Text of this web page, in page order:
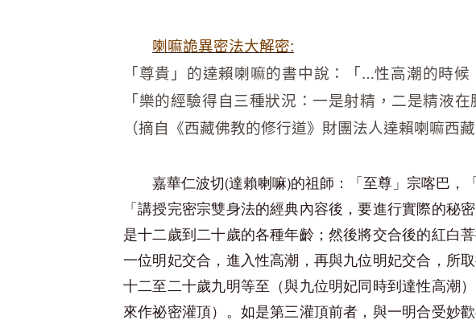
喇嘛詭異密法大解密:
「尊貴」的達賴喇嘛的書中說：「…性高潮的時
「樂的經驗得自三種狀況：一是射精，二是精液
（摘自《西藏佛教的修行道》財團法人達賴喇嘛西
嘉華仁波切(達賴喇嘛)的祖師：「至尊」宗喀巴，
「講授完密宗雙身法的經典內容後，要進行實際的
是十二歲到二十歲的各種年齡；然後將交合後的紅白
一位明妃交合，進入性高潮，再與九位明妃交合，所
十二至二十歲九明等至（與九位明妃同時到達性高潮
來作祕密灌頂）。如是第三灌頂前者，與一明合受妙